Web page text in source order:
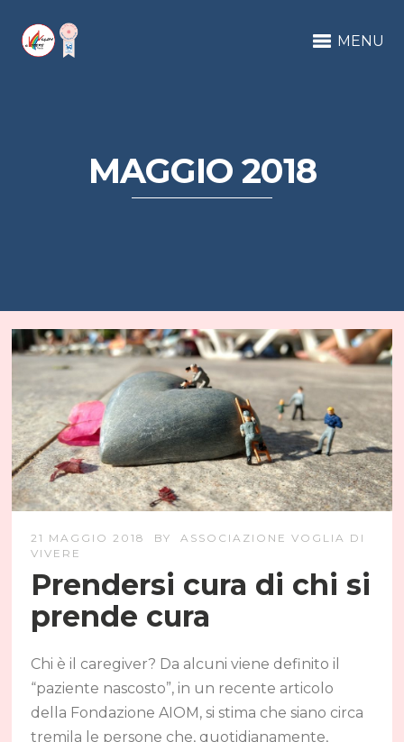
MENU
MAGGIO 2018
21 MAGGIO 2018 BY
ASSOCIAZIONE VOGLIA DI
VIVERE
Prendersi cura di chi si
prende cura
Chi è il caregiver? Da alcuni viene definito il
“paziente nascosto”, in un recente articolo
della Fondazione AIOM, si stima che siano circa
tremila le persone che, quotidianamente,